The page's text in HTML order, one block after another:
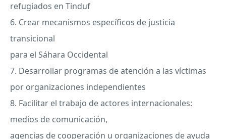
refugiados en Tinduf
6. Crear mecanismos específicos de justicia
transicional
para el Sáhara Occidental
7. Desarrollar programas de atención a las víctimas
por organizaciones independientes
8. Facilitar el trabajo de actores internacionales:
medios de comunicación,
agencias de cooperación u organizaciones de ayuda